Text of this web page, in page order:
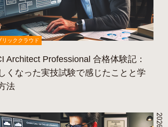
リッククラウド
Architect Professional 合格体験記：
くなった実技試験で感じたことと学
法